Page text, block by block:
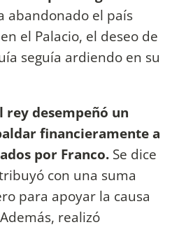
abandonado el país
el Palacio, el deseo de
seguía ardiendo en su
rey desempeñó un
financieramente a
por Franco. Se dice
con una suma
para apoyar la causa
realizó